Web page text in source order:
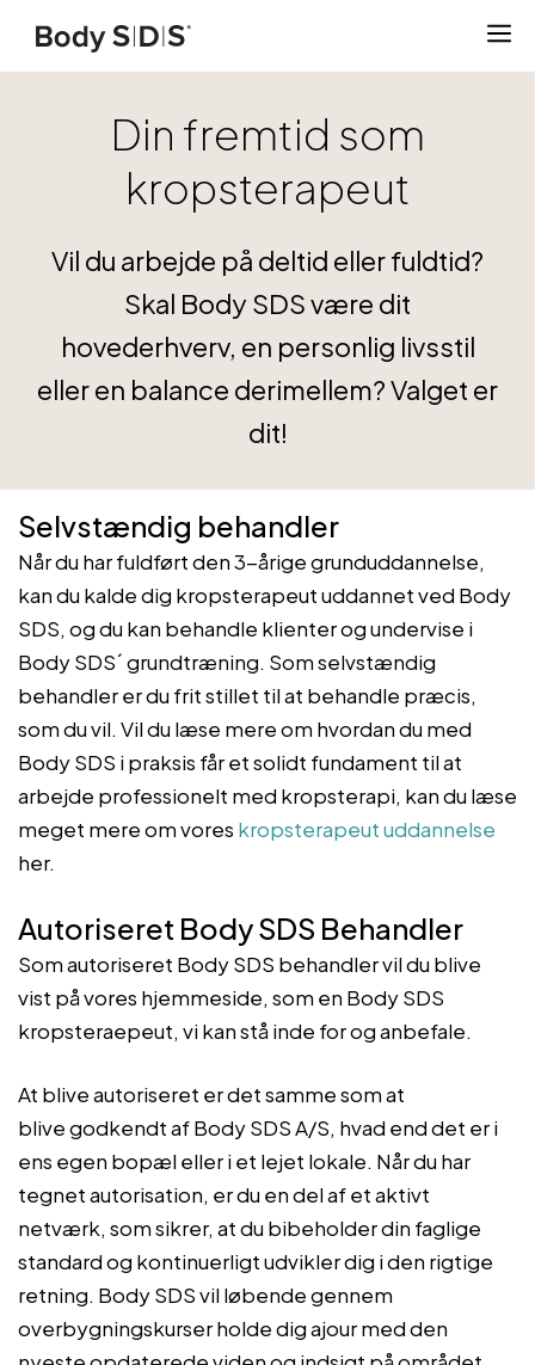
Din fremtid som
kropsterapeut
Vil du arbejde på deltid eller fuldtid?
Skal Body SDS være dit
hovederhverv, en personlig livsstil
eller en balance derimellem? Valget er
dit!
Selvstændig behandler
Når du har fuldført den 3-årige grunduddannelse,
kan du kalde dig kropsterapeut uddannet ved Body
SDS, og du kan behandle klienter og undervise i
Body SDS´ grundtræning. Som selvstændig
behandler er du frit stillet til at behandle præcis,
som du vil. Vil du læse mere om hvordan du med
Body SDS i praksis får et solidt fundament til at
arbejde professionelt med kropsterapi, kan du læse
meget mere om vores kropsterapeut uddannelse
her.
Autoriseret Body SDS Behandler
Som autoriseret Body SDS behandler vil du blive
vist på vores hjemmeside, som en Body SDS
kropsteraepeut, vi kan stå inde for og anbefale.
At blive autoriseret er det samme som at
blive godkendt af Body SDS A/S, hvad end det er i
ens egen bopæl eller i et lejet lokale. Når du har
tegnet autorisation, er du en del af et aktivt
netværk, som sikrer, at du bibeholder din faglige
standard og kontinuerligt udvikler dig i den rigtige
retning. Body SDS vil løbende gennem
overbygningskurser holde dig ajour med den